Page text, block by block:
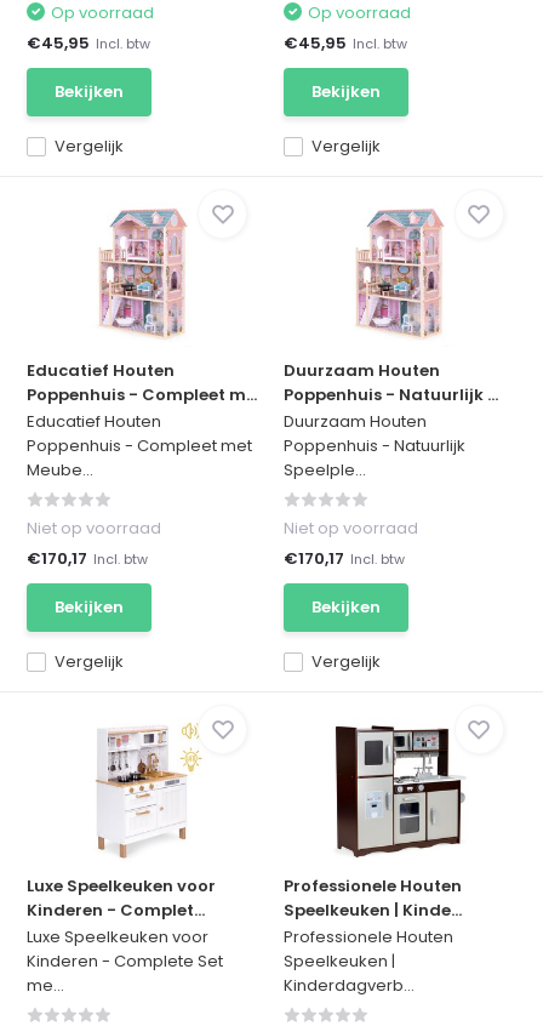
Vergelijk
Op voorraad
€45,95 Incl. btw
Bekijken
Vergelijk
Op voorraad
€45,95 Incl. btw
Bekijken
Educatief Houten
Poppenhuis - Compleet m...
Educatief Houten
Poppenhuis - Compleet met
Meube...
Vergelijk
Niet op voorraad
€170,17 Incl. btw
Bekijken
Duurzaam Houten
Poppenhuis - Natuurlijk ...
Duurzaam Houten
Poppenhuis - Natuurlijk
Speelple...
Vergelijk
Niet op voorraad
€170,17 Incl. btw
Bekijken
Luxe Speelkeuken voor
Kinderen - Complet...
Luxe Speelkeuken voor
Kinderen - Complete Set
me...
Professionele Houten
Speelkeuken | Kinde...
Professionele Houten
Speelkeuken |
Kinderdagverb...